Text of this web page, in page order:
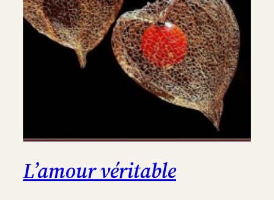
L’amour véritable